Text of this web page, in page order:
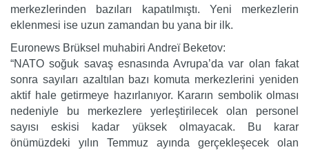
merkezlerinden bazıları kapatılmıştı. Yeni merkezlerin
eklenmesi ise uzun zamandan bu yana bir ilk.
Euronews Brüksel muhabiri Andreï Beketov:
“NATO soğuk savaş esnasında Avrupa’da var olan fakat
sonra sayıları azaltılan bazı komuta merkezlerini yeniden
aktif hale getirmeye hazırlanıyor. Kararın sembolik olması
nedeniyle bu merkezlere yerleştirilecek olan personel
sayısı eskisi kadar yüksek olmayacak. Bu karar
önümüzdeki yılın Temmuz ayında gerçekleşecek olan